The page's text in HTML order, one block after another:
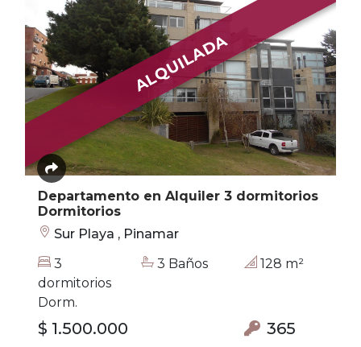
ALQUILADA
Departamento en Alquiler 3 dormitorios
Dormitorios
Sur Playa , Pinamar
3
dormitorios
Dorm.
3 Baños 128 m²
$ 1.500.000 365